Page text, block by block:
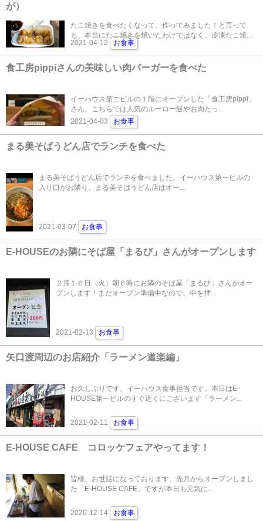
が）
たこ焼きを食べたくなって、作ってみました！と言って
も、本当にたこ焼きを焼いたわけではなく、冷凍たこ焼...
2021-04-12
お食事
食工房pippiさんの美味しい肉バーガーを食べた
イーハウス第ニビルの１階にオープンした「食工房pippi」
さん。こちらでは人気のルーロー飯やお肉たっ...
2021-04-03
お食事
まる美そばうどん店でランチを食べた
まる美そばうどん店でランチを食べました。イーハウス第一ビルの
入り口がお隣り、まる美そばうどん店はオー...
2021-03-07 お食事
E-HOUSEのお隣にそば屋「まるび」さんがオープンします
２月１６日（火）朝６時にお隣のそば屋「まるび」さんがオー
プンします！まだオープン準備中なので、中を拝...
2021-02-13 お食事
矢口渡周辺のお店紹介「ラーメン道楽編」
お久しぶりです。イーハウス食事担当です。本日はE-
HOUSE第一ビルのすぐ近くにございます「ラーメン...
2021-02-11 お食事
E-HOUSE CAFE コロッケフェアやってます！
皆様、お世話になっております。先月からオープンしまし
た「E-HOUSE CAFE」ですが本日も元気に...
2020-12-14 お食事